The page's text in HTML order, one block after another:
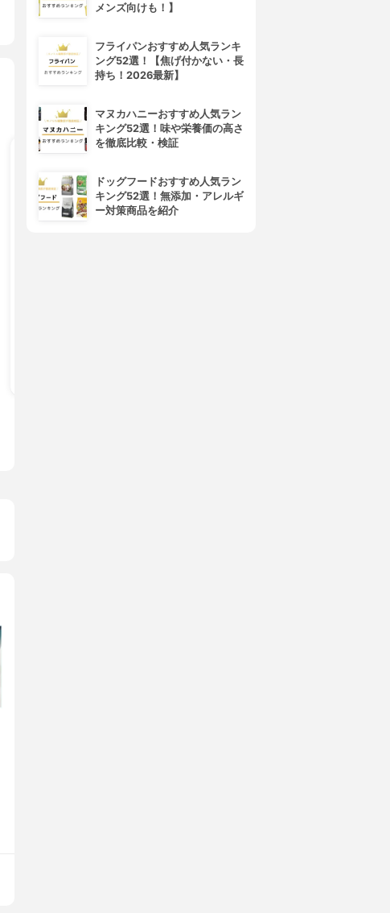
メンズ向けも！】
フライパンおすすめ人気ランキ
ング52選！【焦げ付かない・長
持ち！2026最新】
マヌカハニーおすすめ人気ラン
キング52選！味や栄養価の高さ
を徹底比較・検証
ドッグフードおすすめ人気ラン
キング52選！無添加・アレルギ
ー対策商品を紹介